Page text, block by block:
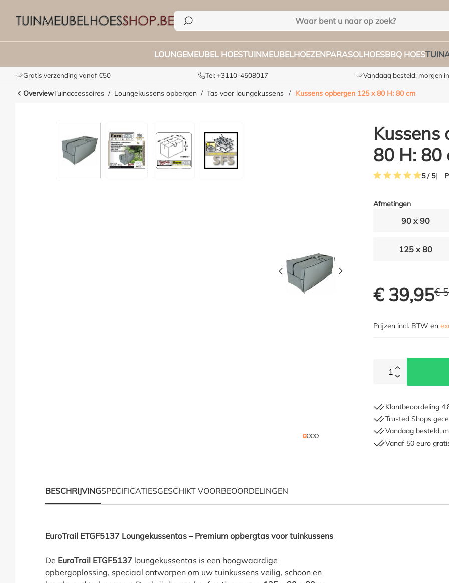
LOUNGEMEUBEL HOESTUINMEUBELHOEZENPARASOLHOESBBQ HOES
Gratis verzending vanaf €50 Tel: +3110-4508017 Vandaag besteld, morgen
OverviewTuinaccessoires Loungekussens opbergen Tas voor loungekussens / Kussens opbergen 125 x 80 H: 80 cm
Kussens
80 H: 80
5 / 5
Afmetingen
90 x 90
125 x 80
€ 39,95€
Prijzen incl. BTW en
1
Klantbeoordeling
Trusted Shops
Vandaag besteld,
Vanaf 50 euro
BESCHRIJVINGSPECIFICATIESGESCHIKT VOORBEOORDELINGEN
Productinformatie "Kussens opbergen 125 x 80 H:
EuroTrail ETGF5137 Loungekussentas – Premium opbergtas voor tuinkussens
De EuroTrail ETGF5137 loungekussentas is een hoogwaardige
opbergoplossing, speciaal ontworpen om uw tuinkussens veilig, schoon en